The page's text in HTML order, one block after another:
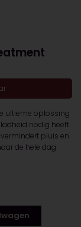
ultieme oplossing
nodig heeft.
pluis en
de hele dag